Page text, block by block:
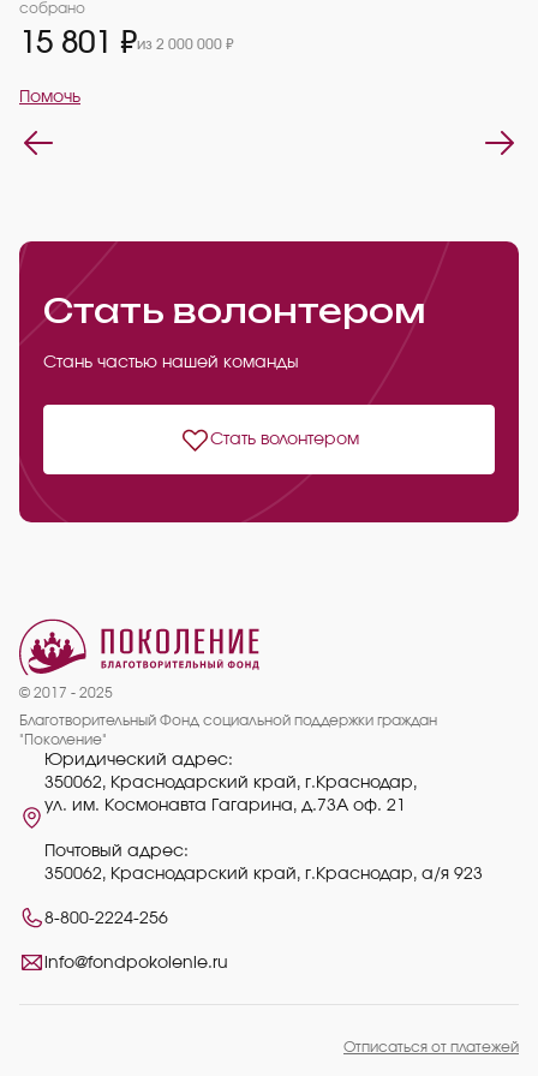
собрано
15 801 ₽из 2 000 000 ₽
Помочь
Стать волонтером
Стань частью нашей команды
Стать волонтером
© 2017 - 2025
Благотворительный Фонд социальной поддержки граждан
"Поколение"
Юридический адрес:
350062, Краснодарский край, г.Краснодар,
ул. им. Космонавта Гагарина, д.73А оф. 21
Почтовый адрес:
350062, Краснодарский край, г.Краснодар, а/я 923
8-800-2224-256
info@fondpokolenie.ru
Отписаться от платежей